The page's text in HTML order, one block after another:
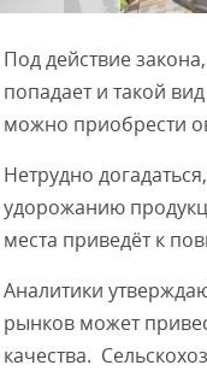
Под действие
попадает и такой
можно приобрести
Нетрудно
удорожанию
места приведёт к
Аналитики
рынков может
качества.